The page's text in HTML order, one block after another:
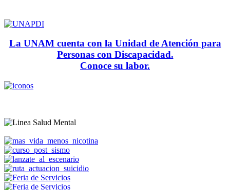
La UNAM cuenta con la Unidad de Atención para
Personas con Discapacidad.
Conoce su labor.